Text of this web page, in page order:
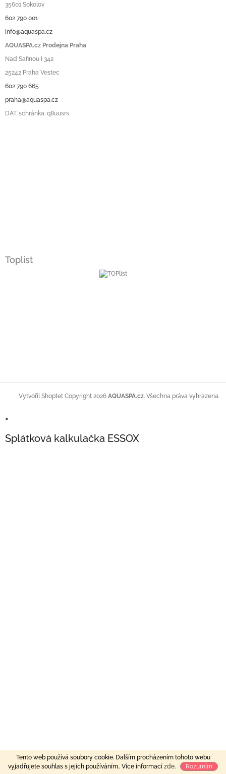
Tento web používá soubory cookie. Dalším procházením tohoto webu
vyjadřujete souhlas s jejich používáním.. Více informací zde. Rozumím
35601 Sokolov
602 790 001
info@aquaspa.cz
AQUASPA.cz Prodejna Praha
Nad Safinou I 342
25242 Praha Vestec
602 790 665
praha@aquaspa.cz
DAT. schránka: q8uusrs
Toplist
Vytvořil Shoptet Copyright 2026 AQUASPA.cz. Všechna práva vyhrazena.
×
Splátková kalkulačka ESSOX